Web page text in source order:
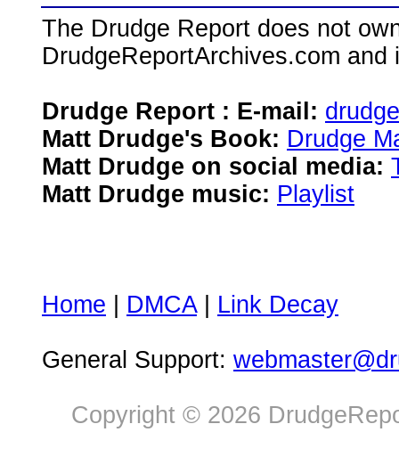
The Drudge Report does not
DrudgeReportArchives.com
Drudge Report : E-mail:
Matt Drudge's Book: Drudge
Matt Drudge on social media:
Matt Drudge music: Playlist
Home DMCA| Link Decay
General Support:
Copyright © 2026